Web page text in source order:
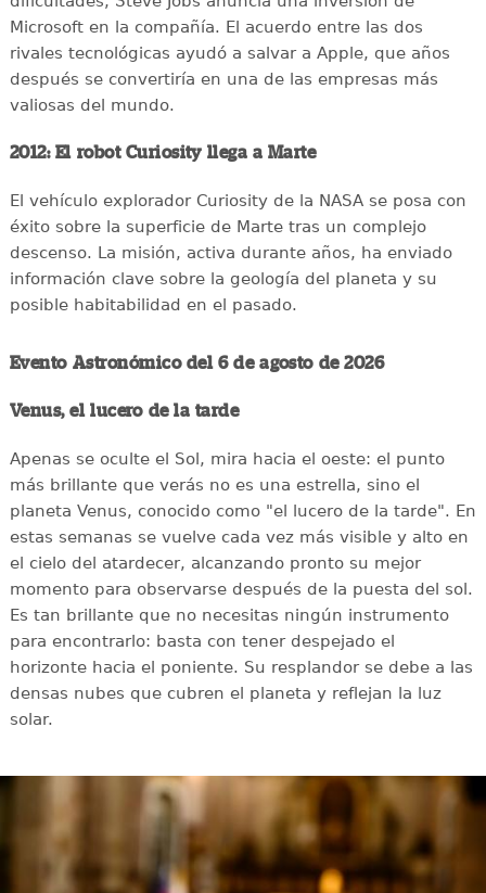
Microsoft en la compañía. El acuerdo entre las dos
rivales tecnológicas ayudó a salvar a Apple, que años
después se convertiría en una de las empresas más
valiosas del mundo.
2012: El robot Curiosity llega a Marte
El vehículo explorador Curiosity de la NASA se posa con
éxito sobre la superficie de Marte tras un complejo
descenso. La misión, activa durante años, ha enviado
información clave sobre la geología del planeta y su
posible habitabilidad en el pasado.
Evento Astronómico del 6 de agosto de 2026
Venus, el lucero de la tarde
Apenas se oculte el Sol, mira hacia el oeste: el punto
más brillante que verás no es una estrella, sino el
planeta Venus, conocido como "el lucero de la tarde". En
estas semanas se vuelve cada vez más visible y alto en
el cielo del atardecer, alcanzando pronto su mejor
momento para observarse después de la puesta del sol.
Es tan brillante que no necesitas ningún instrumento
para encontrarlo: basta con tener despejado el
horizonte hacia el poniente. Su resplandor se debe a las
densas nubes que cubren el planeta y reflejan la luz
solar.